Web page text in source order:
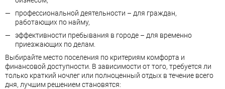
профессиональной деятельности – для граждан,
работающих по найму,
эффективности пребывания в городе – для временно
приезжающих по делам.
Выбирайте место поселения по критериям комфорта и
финансовой доступности. В зависимости от того, требуется ли
только краткий ночлег или полноценный отдых в течение всего
дня, лучшим решением становятся: